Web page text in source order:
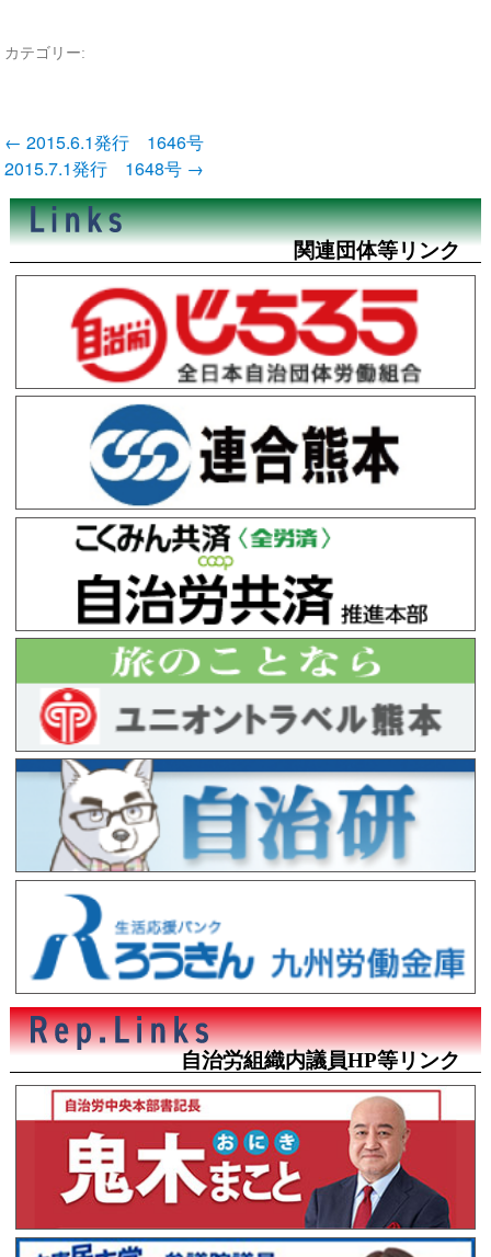
カテゴリー:
投
稿
ナ
ビ
ゲ
ー
シ
← 2015.6.1発行 1646号
2015.7.1発行 1648号 →
関連団体等リンク
自治労組織内議員HP等リンク